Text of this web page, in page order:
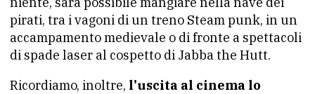
pirati, tra i vagoni di un treno Steam punk, in un
accampamento medievale o di fronte a spettacoli
di spade laser al cospetto di Jabba the Hutt.
Ricordiamo, inoltre, l’uscita al cinema lo